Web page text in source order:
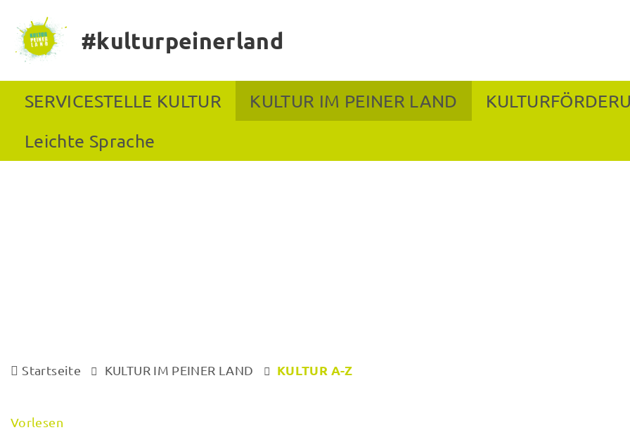
#kulturpeinerland
SERVICESTELLE KULTUR KULTUR IM PEINER LAND
Leichte Sprache
Startseite KULTUR IM PEINER LAND KULTUR A-Z
Vorlesen